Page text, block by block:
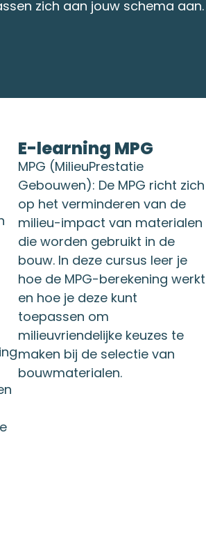
zich aan jouw schema aan.
E-learning MPG
MPG (MilieuPrestatie
Gebouwen): De MPG richt zich
op het verminderen van de
milieu-impact van materialen
die worden gebruikt in de
bouw. In deze cursus leer je
hoe de MPG-berekening werkt
en hoe je deze kunt
toepassen om
milieuvriendelijke keuzes te
maken bij de selectie van
bouwmaterialen.